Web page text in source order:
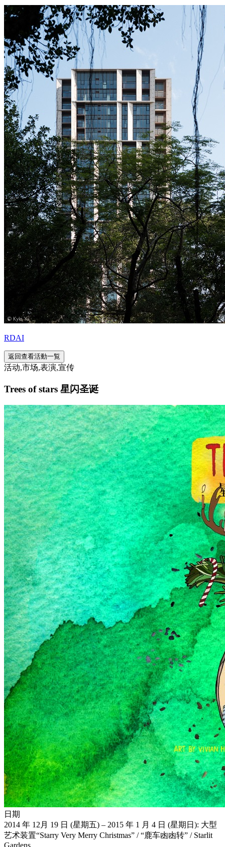
RDAI
返回查看活動一覧
活动,市场,表演,宣传
Trees of stars 星闪圣诞
日期
2014 年 12月 19 日 (星期五) – 2015 年 1 月 4 日 (星期日): 大型
艺术装置“Starry Very Merry Christmas” / “鹿车凼凼转” / Starlit